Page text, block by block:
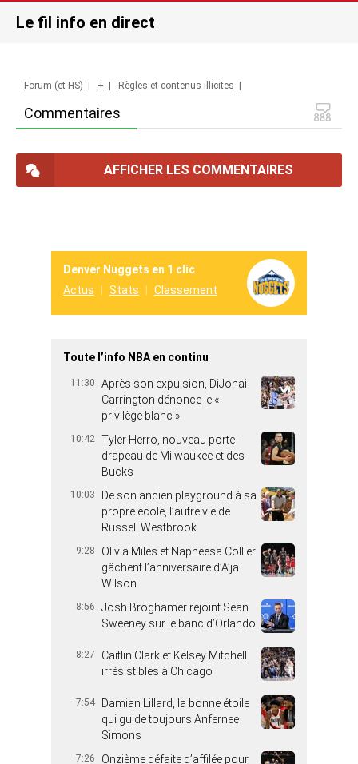
Le fil info en direct
Commentaires
Forum (et HS) + Règles et contenus illicites
AFFICHER LES COMMENTAIRES
Denver Nuggets en 1 clic
Actus
Stats Classement
Toute l’info NBA en continu
11:30
Après son expulsion, DiJonai
Carrington dénonce le «
privilège blanc »
10:42 Tyler Herro, nouveau porte-
drapeau de Milwaukee et des
Bucks
10:03
De son ancien playground à sa
propre école, l’autre vie de
Russell Westbrook
9:28
Olivia Miles et Napheesa Collier
gâchent l’anniversaire d’A’ja
Wilson
8:56
Josh Broghamer rejoint Sean
Sweeney sur le banc d’Orlando
8:27
Caitlin Clark et Kelsey Mitchell
irrésistibles à Chicago
7:54
Damian Lillard, la bonne étoile
qui guide toujours Anfernee
Simons
7:26
Onzième défaite d’affilée pour